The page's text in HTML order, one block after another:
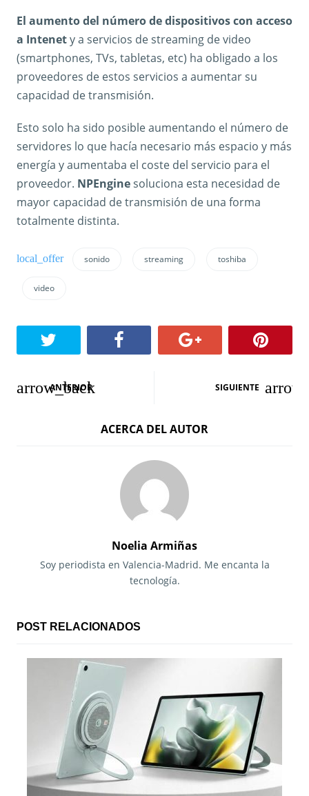
El aumento del número de dispositivos con acceso
a Intenety a servicios de streaming de video
(smartphones, TVs, tabletas, etc) ha obligado a los
proveedores de estos servicios a aumentar su
capacidad de transmisión.
Esto solo ha sido posible aumentando el número de
servidores lo que hacía necesario más espacio y más
energía y aumentaba el coste del servicio para el
proveedor. NPEnginesoluciona esta necesidad de
mayor capacidad de transmisión de una forma
totalmente distinta.
sonido streaming toshiba
video
N
n
ANTERIOR SIGUIENTE
ACERCA DEL AUTOR
Noelia Armiñas
Soy periodista en Valencia-Madrid. Me encanta la
tecnología.
POST RELACIONADOS